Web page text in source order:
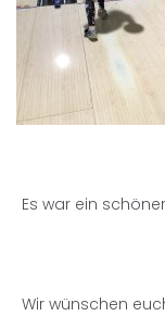
Es war ein
Wir wünschen